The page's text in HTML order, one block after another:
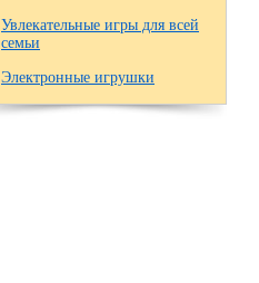
Увлекательные игры для всей
семьи
Электронные игрушки